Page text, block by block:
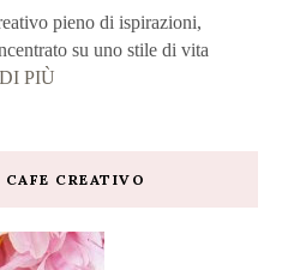
pieno di ispirazioni,
su uno stile di vita
PIÙ
CREATIVO